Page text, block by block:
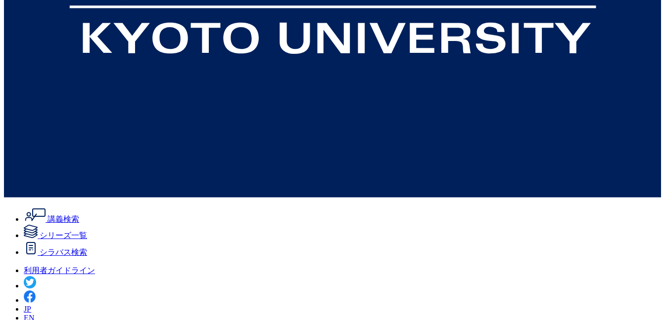
講義検索
シリーズ一覧
シラバス検索
利用者ガイドライン
JP
EN